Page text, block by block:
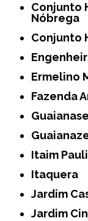
Conjunto Habitacional Padre Manoel da
Nóbrega
Ermelino
Fazenda
Itaim
Itaquera
Jardim
Jardim